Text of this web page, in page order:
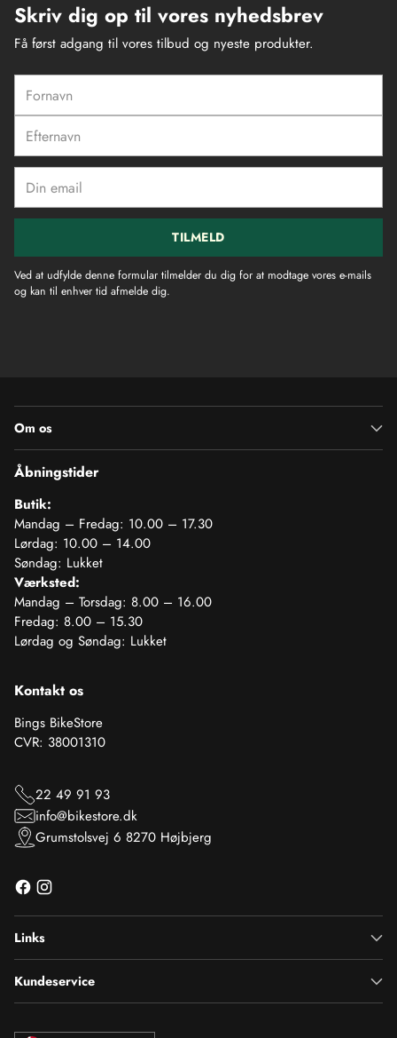
Skriv dig op til vores nyhedsbrev
Få først adgang til vores tilbud og nyeste produkter.
email
TILMELD
Ved at udfylde denne formular tilmelder du dig for at modtage vores e-mails
og kan til enhver tid afmelde dig.
Om os
Åbningstider
Butik:
Mandag – Fredag: 10.00 – 17.30
Lørdag: 10.00 – 14.00
Søndag: Lukket
Værksted:
Mandag – Torsdag: 8.00 – 16.00
Fredag: 8.00 – 15.30
Lørdag og Søndag: Lukket
Kontakt os
Bings BikeStore
CVR: 38001310
22 49 91 93
info@bikestore.dk
Grumstolsvej 6 8270 Højbjerg
Links
Kundeservice